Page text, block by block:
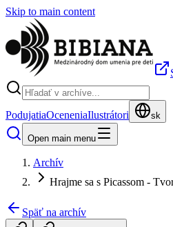
Skip to main content
PodujatiaOceneniaIlustrátori sk
Open main menu
Archív
Hrajme sa s Picassom -
Späť na archív